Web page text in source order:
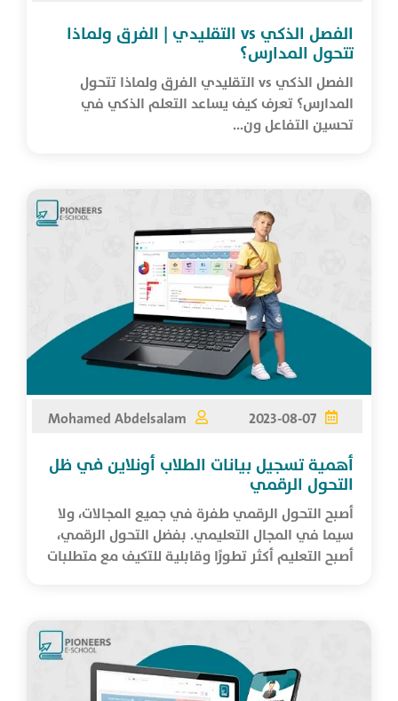
الفصل الذكي vs التقليدي | الفرق ولماذا
تتحول المدارس؟
الفصل الذكي vs التقليدي الفرق ولماذا تتحول
المدارس؟ تعرف كيف يساعد التعلم الذكي في
تحسين التفاعل ون...
2023-08-07
Mohamed Abdelsalam
أهمية تسجيل بيانات الطلاب أونلاين في ظل
التحول الرقمي
أصبح التحول الرقمي طفرة في جميع المجالات، ولا
سيما في المجال التعليمي. بفضل التحول الرقمي،
أصبح التعليم أكثر تطورًا وقابلية للتكيف مع متطلبات